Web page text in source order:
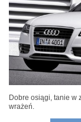
Dobre osiągi, tanie w
wrażeń.